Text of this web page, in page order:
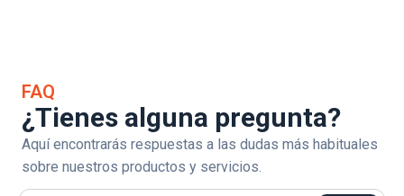
FAQ
¿Tienes alguna pregunta?
Aquí encontrarás respuestas a las dudas más habituales
sobre nuestros productos y servicios.